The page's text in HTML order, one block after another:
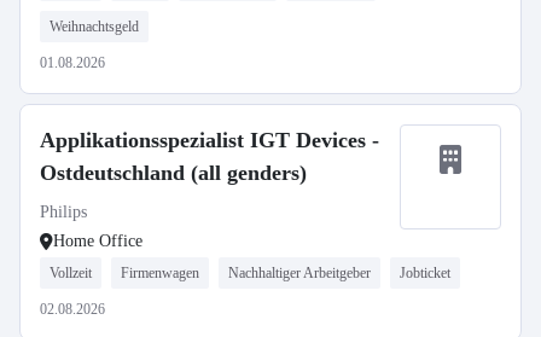
Weihnachtsgeld
01.08.2026
Applikationsspezialist IGT Devices -
Ostdeutschland (all genders)
Philips
Home Office
Vollzeit Firmenwagen Nachhaltiger Arbeitgeber Jobticket
02.08.2026